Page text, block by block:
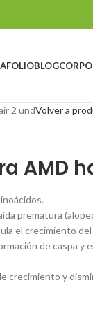
BLOG
2 undVolver a
AMD
prematura
el crecimiento del
de caspa y
crecimiento y